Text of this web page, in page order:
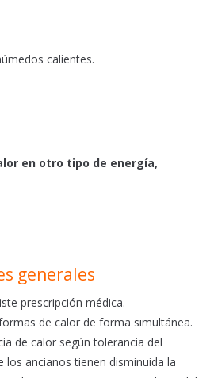
calientes.
en otro tipo de energía,
generales
prescripción médica.
de calor de forma simultánea.
de calor según tolerancia del
los ancianos tienen disminuida la